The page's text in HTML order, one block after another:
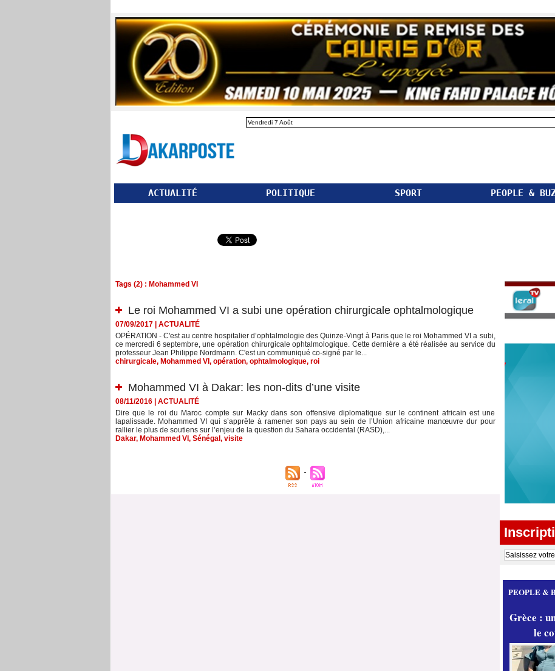
Vendredi 7 Août
ACTUALITÉ POLITIQUE SPORT PEOPLE &
Tags (2) : Mohammed VI
Le roi Mohammed VI a subi une opération chirurgicale ophtalmologique
07/09/2017| ACTUALITÉ
OPÉRATION - C'est au centre hospitalier d’ophtalmologie des Quinze-Vingt à Paris que le roi Mohammed VI a subi,
ce mercredi 6 septembre, une opération chirurgicale ophtalmologique. Cette dernière a été réalisée au service du
professeur Jean Philippe Nordmann. C'est un communiqué co-signé par le...
chirurgicale, Mohammed VI , opération, ophtalmologique, roi
Mohammed VI à Dakar: les non-dits d’une visite
08/11/2016| ACTUALITÉ
Dire que le roi du Maroc compte sur Macky dans son offensive diplomatique sur le continent africain est une
lapalissade. Mohammed VI qui s’apprête à ramener son pays au sein de l’Union africaine manœuvre dur pour
rallier le plus de soutiens sur l’enjeu de la question du Sahara occidental (RASD),...
Dakar, Mohammed VI , Sénégal , visite
PEOPLE &
Grèce :
le